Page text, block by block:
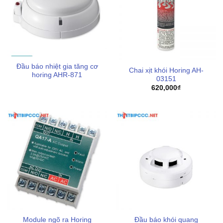
Thiết bị pccc levu tự hào là đơn vị cung cấp các giải pháp
báo cháy chất lượng và chuyên nghiệp hàng đầu thị
trường hiện nay. Quý khách hãy kết nối với chúng tôi qua
để được hỗ trợ kỹ thuật và mua hàng
Nếu quý khách có nhu cầu mua và sử dụngbình chữa
LEVUtự hào là đơn vị thương mại cung cấp
chính hãng, trong đó có các thương hiệu sản xuất uy tín
được tin dùng tại Việt Nam như
Orion,
83Mec,Dolphin,... Với mong muốn tiên quyết là mang đến
cho khách hàng những giải pháp an toàn đích thực trong
lĩnh vực phòng cháy chữa cháy. Chúng tôi luôn sẵn sàng
lắng nghe điện thoại của bạn, hãy liên hệ để được hỗ trợ
Đầu báo nhiệt gia tăng cơ
horing AHR-871
Chai xịt khói Horing AH-
03151
620,000₫
Module ngõ ra Horing
Đầu báo khói quang